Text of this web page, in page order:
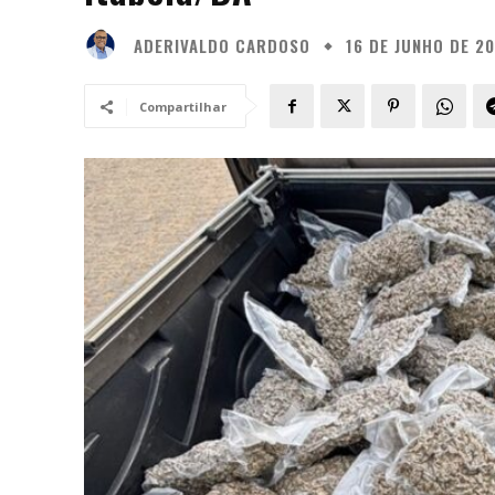
ADERIVALDO CARDOSO 16 DE JUNHO DE
Compartilhar